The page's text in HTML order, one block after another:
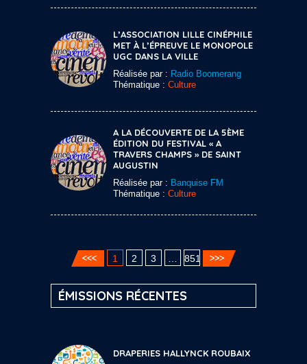
L’ASSOCIATION LILLE CINÉPHILE
MET À L’ÉPREUVE LE MONOPOLE
UGC DANS LA VILLE
Réalisée par : Radio Boomerang
Thématique : Culture
A LA DÉCOUVERTE DE LA 5ÈME
ÉDITION DU FESTIVAL « A
TRAVERS CHAMPS » DE SAINT
AUGUSTIN
Réalisée par : Banquise FM
Thématique : Culture
1 2 3 851
ÉMISSIONS RÉCENTES
DRAPERIES HALLYNCK ROUBAIX